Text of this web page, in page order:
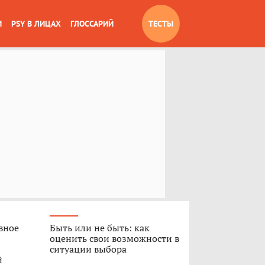
PSY В ЛИЦАХ ГЛОССАРИЙ ТЕСТЫ
Быть или не быть: как
оценить свои возможности в
ситуации выбора